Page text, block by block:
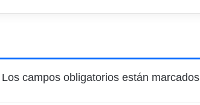
Los campos obligatorios están marcados